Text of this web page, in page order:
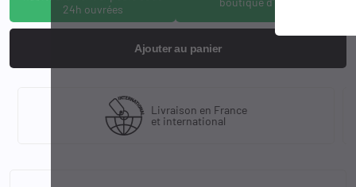
24h ouvrées
Ajouter au panier
Livraison en France
et international